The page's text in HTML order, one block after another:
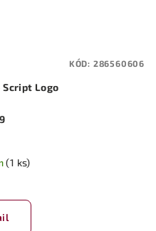
Script Logo
(1 ks)
KÓD: 286560606